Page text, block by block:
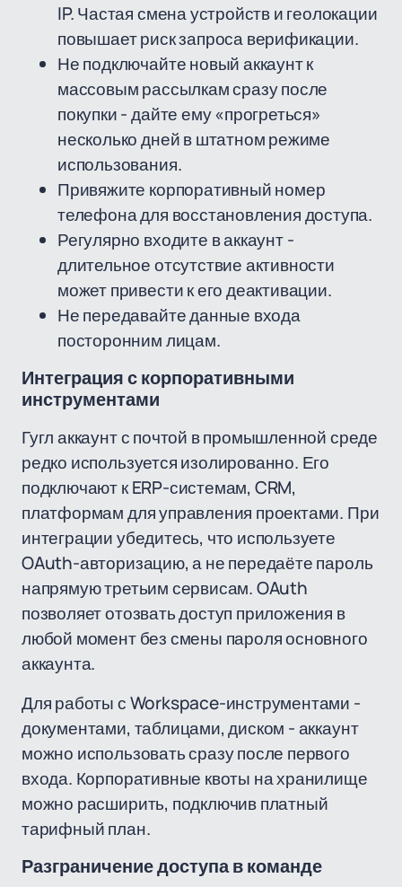
IP. Частая смена устройств и геолокации
повышает риск запроса верификации.
Не подключайте новый аккаунт к
массовым рассылкам сразу после
покупки - дайте ему «прогреться»
несколько дней в штатном режиме
использования.
Привяжите корпоративный номер
телефона для восстановления доступа.
Регулярно входите в аккаунт -
длительное отсутствие активности
может привести к его деактивации.
Не передавайте данные входа
посторонним лицам.
Интеграция с корпоративными
инструментами
Гугл аккаунт с почтой в промышленной среде
редко используется изолированно. Его
подключают к ERP-системам, CRM,
платформам для управления проектами. При
интеграции убедитесь, что используете
OAuth-авторизацию, а не передаёте пароль
напрямую третьим сервисам. OAuth
позволяет отозвать доступ приложения в
любой момент без смены пароля основного
аккаунта.
Для работы с Workspace-инструментами -
документами, таблицами, диском - аккаунт
можно использовать сразу после первого
входа. Корпоративные квоты на хранилище
можно расширить, подключив платный
тарифный план.
Разграничение доступа в команде